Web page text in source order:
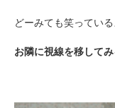
どーみても笑ってい
お隣に視線を移して